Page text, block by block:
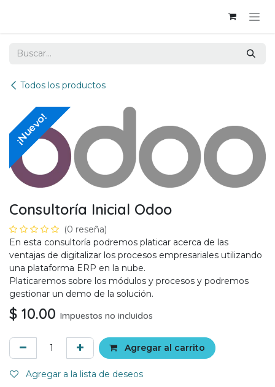
Todos los productos
¡Nuevo!
Consultoría Inicial Odoo
(0 reseña)
En esta consultoría podremos platicar acerca de las
ventajas de digitalizar los procesos empresariales utilizando
una plataforma ERP en la nube.
Platicaremos sobre los módulos y procesos y podremos
gestionar un demo de la solución.
$ 10.00 Impuestos no incluidos
Agregar al carrito
Agregar a la lista de deseos